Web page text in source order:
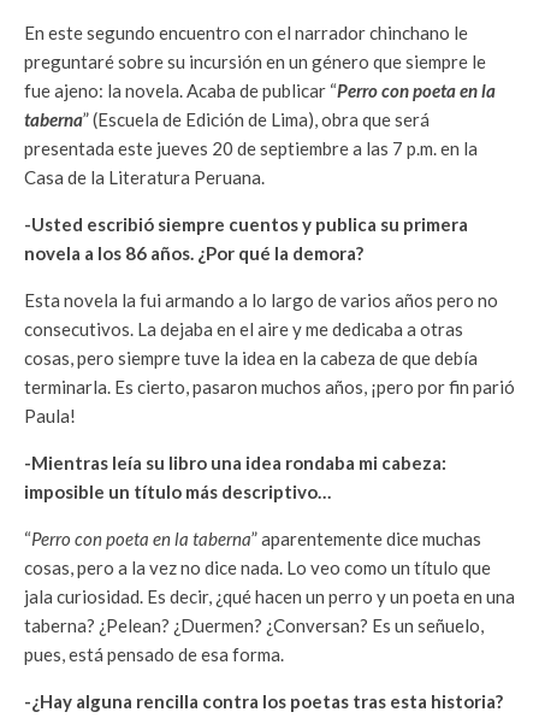
En este segundo encuentro con el narrador chinchano le
preguntaré sobre su incursión en un género que siempre le
fue ajeno: la novela. Acaba de publicar “Perro con poeta en la
taberna” (Escuela de Edición de Lima), obra que será
presentada este jueves 20 de septiembre a las 7 p.m. en la
Casa de la Literatura Peruana.
-Usted escribió siempre cuentos y publica su primera
novela a los 86 años. ¿Por qué la demora?
Esta novela la fui armando a lo largo de varios años pero no
consecutivos. La dejaba en el aire y me dedicaba a otras
cosas, pero siempre tuve la idea en la cabeza de que debía
terminarla. Es cierto, pasaron muchos años, ¡pero por fin parió
Paula!
-Mientras leía su libro una idea rondaba mi cabeza:
imposible un título más descriptivo…
“Perro con poeta en la taberna” aparentemente dice muchas
cosas, pero a la vez no dice nada. Lo veo como un título que
jala curiosidad. Es decir, ¿qué hacen un perro y un poeta en una
taberna? ¿Pelean? ¿Duermen? ¿Conversan? Es un señuelo,
pues, está pensado de esa forma.
-¿Hay alguna rencilla contra los poetas tras esta historia?